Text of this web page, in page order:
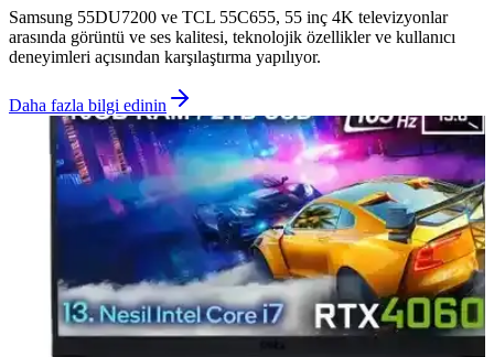
Samsung 55DU7200 ve TCL 55C655, 55 inç 4K televizyonlar
arasında görüntü ve ses kalitesi, teknolojik özellikler ve kullanıcı
deneyimleri açısından karşılaştırma yapılıyor.
Daha fazla bilgi edinin